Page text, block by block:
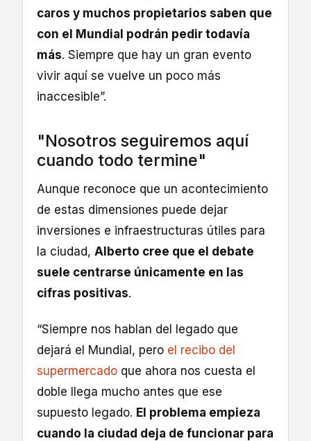
caros y muchos propietarios saben que
con el Mundial podrán pedir todavía
más. Siempre que hay un gran evento
vivir aquí se vuelve un poco más
inaccesible”.
"Nosotros seguiremos aquí
cuando todo termine"
Aunque reconoce que un acontecimiento
de estas dimensiones puede dejar
inversiones e infraestructuras útiles para
la ciudad, Alberto cree que el debate
suele centrarse únicamente en las
cifras positivas.
“Siempre nos hablan del legado que
dejará el Mundial, pero el recibo del
supermercado que ahora nos cuesta el
doble llega mucho antes que ese
supuesto legado. El problema empieza
cuando la ciudad deja de funcionar para